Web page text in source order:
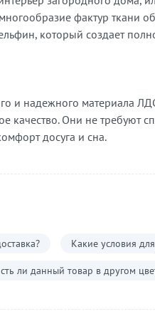
фактур ткани
который создает
и надежного материала
качество. Они не требуют
досуга и сна.
Какие условия
ли данный товар в другом